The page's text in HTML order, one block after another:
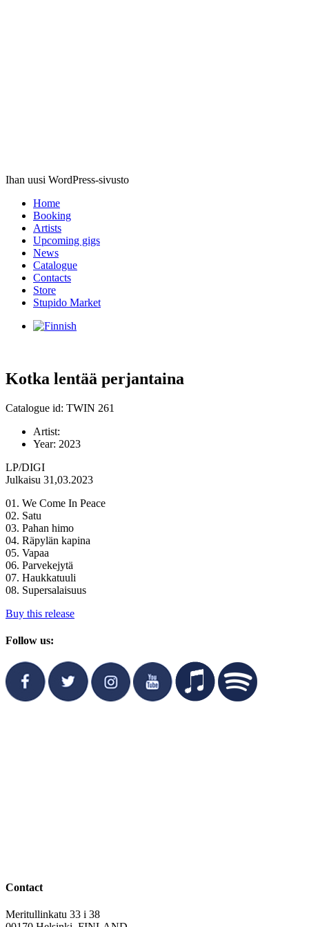
Ihan uusi WordPress-sivusto
Home
Booking
Artists
Upcoming gigs
News
Catalogue
Contacts
Store
Stupido Market
Kotka lentää perjantaina
Catalogue id: TWIN 261
Artist:
Year: 2023
LP/DIGI
Julkaisu 31,03.2023
01. We Come In Peace
02. Satu
03. Pahan himo
04. Räpylän kapina
05. Vapaa
06. Parvekejytä
07. Haukkatuuli
08. Supersalaisuus
Buy this release
Follow us:
Contact
Meritullinkatu 33 i 38